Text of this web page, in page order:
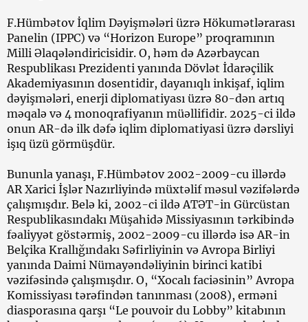
F.Hümbətov İqlim Dəyişmələri üzrə Hökumətlərarası
Panelin (IPPC) və “Horizon Europe” proqramının
Milli Əlaqələndiricisidir. O, həm də Azərbaycan
Respublikası Prezidenti yanında Dövlət İdarəçilik
Akademiyasının dosentidir, dayanıqlı inkişaf, iqlim
dəyişmələri, enerji diplomatiyası üzrə 80-dən artıq
məqalə və 4 monoqrafiyanın müəllifidir. 2025-ci ildə
onun AR-də ilk dəfə iqlim diplomatiyasi üzrə dərsliyi
işıq üzü görmüşdür.
Bununla yanaşı, F.Hümbətov 2002-2009-cu illərdə
AR Xarici İşlər Nazırliyində müxtəlif məsul vəzifələrdə
çalışmışdır. Belə ki, 2002-ci ildə ATƏT-in Gürcüstan
Respublikasındakı Müşahidə Missiyasının tərkibində
fəaliyyət göstərmiş, 2002-2009-cu illərdə isə AR-in
Belçika Krallığındakı Səfirliyinin və Avropa Birliyi
yanında Daimi Nümayəndəliyinin birinci katibi
vəzifəsində çalışmışdır. O, “Xocalı faciəsinin” Avropa
Komissiyası tərəfindən tanınması (2008), erməni
diasporasına qarşı “Le pouvoir du Lobby” kitabının